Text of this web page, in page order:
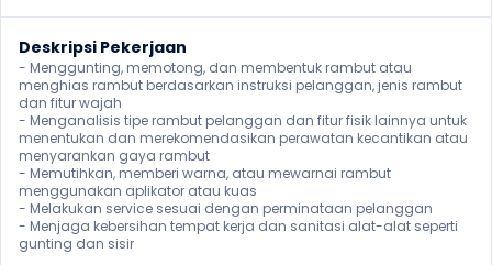
Deskripsi Pekerjaan
- Menggunting, memotong, dan membentuk rambut atau
menghias rambut berdasarkan instruksi pelanggan, jenis rambut
dan fitur wajah
- Menganalisis tipe rambut pelanggan dan fitur fisik lainnya untuk
menentukan dan merekomendasikan perawatan kecantikan atau
menyarankan gaya rambut
- Memutihkan, memberi warna, atau mewarnai rambut
menggunakan aplikator atau kuas
- Melakukan service sesuai dengan perminataan pelanggan
- Menjaga kebersihan tempat kerja dan sanitasi alat-alat seperti
gunting dan sisir